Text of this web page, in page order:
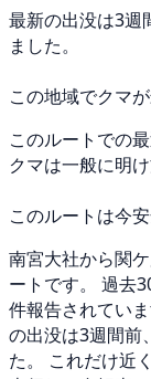
最新の出没は3週
ました。
この地域でクマ
このルートでの
クマは一般に明
このルートは今
南宮大社から関
ートです。 過去
件報告されてい
の出没は3週間前
た。 これだけ近